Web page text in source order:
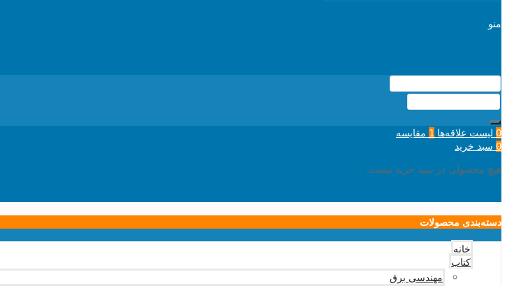
منو
0 لیست علاقه‌ها 1 مقایسه
0 سبد خرید
هیچ محصولی در سبد خرید نیست.
دسته‌بندی محصولات
خانه
کتاب
مهندسی برق